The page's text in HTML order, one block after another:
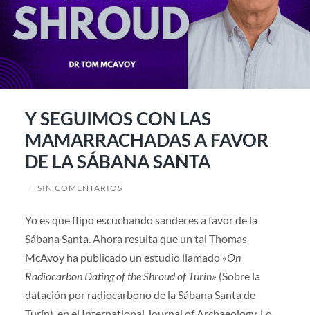
Y SEGUIMOS CON LAS
MAMARRACHADAS A FAVOR
DE LA SÁBANA SANTA
/ SIN COMENTARIOS
Yo es que flipo escuchando sandeces a favor de la
Sábana Santa. Ahora resulta que un tal Thomas
McAvoy ha publicado un estudio llamado «On
Radiocarbon Dating of the Shroud of Turin» (Sobre la
datación por radiocarbono de la Sábana Santa de